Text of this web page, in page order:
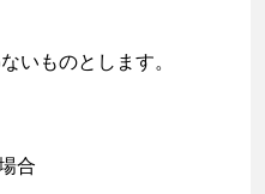
いものとします。
合